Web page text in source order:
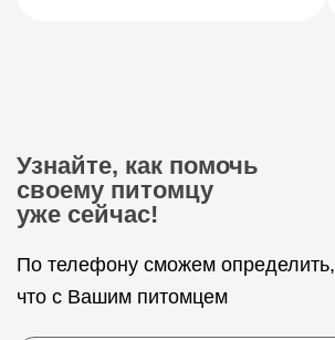
Узнайте, как помочь
своему питомцу
уже сейчас!
По телефону сможем определить,
что с Вашим питомцем